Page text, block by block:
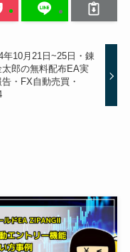
年10月21日~25日・錬
郎の無料配布EA実
・FX自動売買・